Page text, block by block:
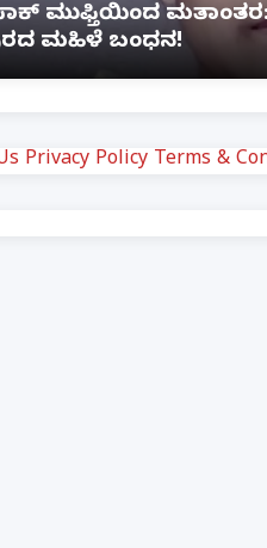
ಜೋನ್‌ನಲ್ಲಿ ಭೀಕರ ಅಗ್ನಿ
Privacy Policy Terms &